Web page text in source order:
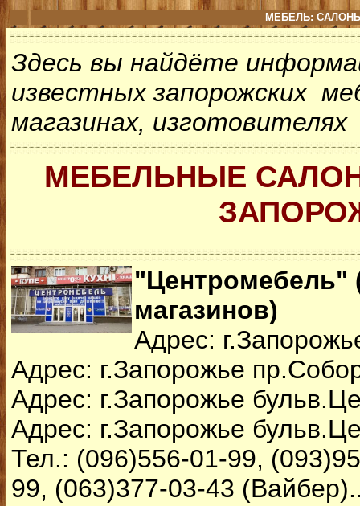
МЕБЕЛЬ:
Здесь вы найдёте
известных запорожских
магазинах, изготовителях
МЕБЕЛЬНЫЕ
"Центромебель"
магазинов)
Адрес:
Адрес: г.Запорожье
Адрес: г.Запорожье
Адрес: г.Запорожье
Тел.: (096)556-01-99,
99, (063)377-03-43